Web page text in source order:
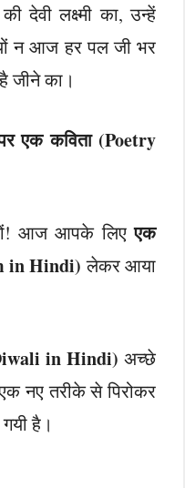
देवी लक्ष्मी का, उन्हें
न आज हर पल जी भर
जीने का।
एक कविता (Poetry
आज आपके लिएएक
in Hindi) लेकर आया
in Hindi) अच्छे
नए तरीके से पिरोकर
है।